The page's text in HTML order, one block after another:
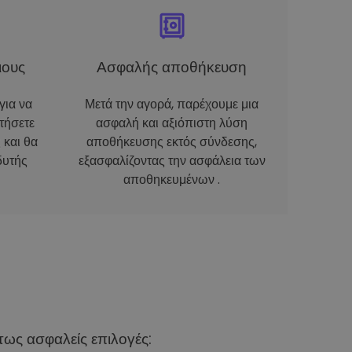
να
θα
Ασφαλής αποθήκευση
Μετά την αγορά, παρέχουμε μια
ασφαλή και αξιόπιστη λύση
αποθήκευσης εκτός σύνδεσης,
εξασφαλίζοντας την ασφάλεια των
αποθηκευμένων .
ασφαλείς επιλογές: